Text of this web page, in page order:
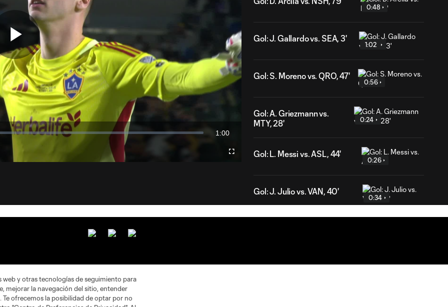
Play
Video
Duration
1:00
Fullscreen
Difundir
0:48
Gol: J. Gallardo vs. SEA, 3'
1:02
Gol: S. Moreno vs. QRO, 47'
0:56
Gol: A. Griezmann vs.
MTY, 28'
0:24
Gol: L. Messi vs. ASL, 44'
0:26
Gol: J. Julio vs. VAN, 40'
0:34
Legal
web y otras tecnologías de seguimiento para
mejorar la navegación del sitio, entender
ofrecemos la posibilidad de optar por no